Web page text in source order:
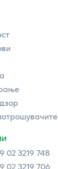
02 3219 748
02 3219 706